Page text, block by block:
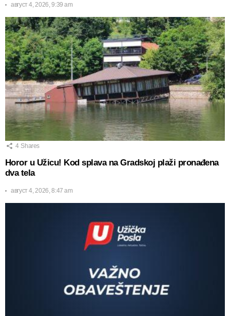
август 4, 2026, 9:39 am
4 Shares
Horor u Užicu! Kod splava na Gradskoj plaži pronađena
dva tela
август 4, 2026, 8:47 am